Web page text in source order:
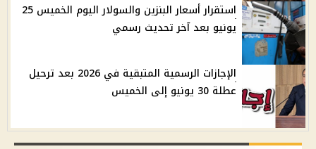
استقرار أسعار البنزين والسولار اليوم الخميس 25
يونيو بعد آخر تحديث رسمي
الإجازات الرسمية المتبقية في 2026 بعد ترحيل
عطلة 30 يونيو إلى الخميس